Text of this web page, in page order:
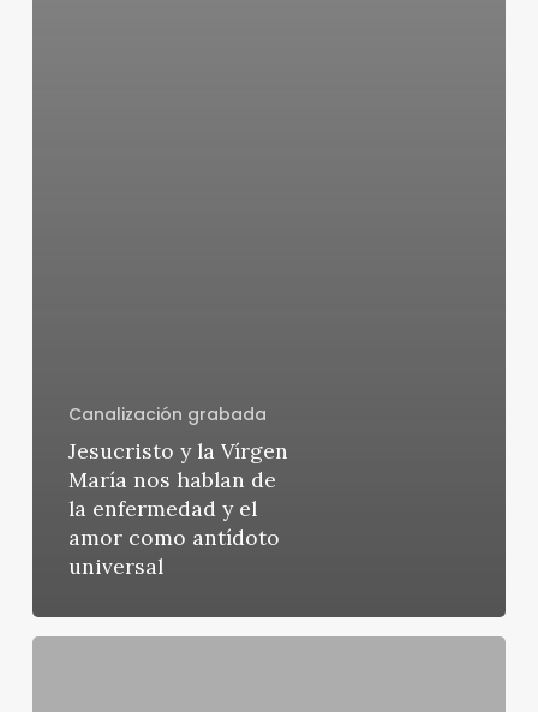
Canalización grabada
Jesucristo y la Vírgen
María nos hablan de
la enfermedad y el
amor como antídoto
universal